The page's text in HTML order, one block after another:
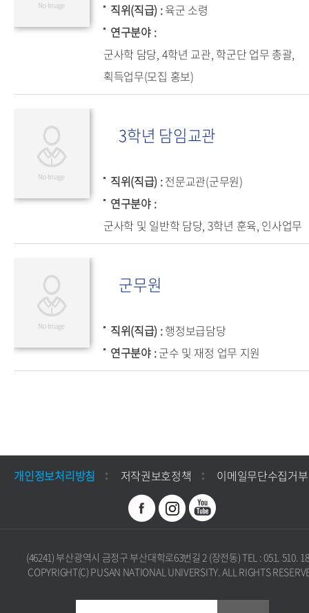
직위(직급) 육군 소령
연구분야
군사학 담당, 4학년 교관, 학군단 업무 총괄,
획득업무(모집 홍보)
3학년 담임교관
직위(직급) 전문교관(군무원)
연구분야
군사학 및 일반학 담당, 3학년 훈육, 인사업무
군무원
직위(직급) 행정보급담당
연구분야 군수 및 재정 업무 지원
개인정보처리방침 저작권보호정책 이메일무단수집거부
(46241) 부산광역시 금정구 부산대학로63번길 2 (장전동) TEL : 051. 510.
COPYRIGHT(C) PUSAN NATIONAL UNIVERSITY. ALL RIGHTS